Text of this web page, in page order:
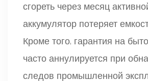
сгореть через месяц
аккумулятор потеряет
Кроме того, гарантия на
часто аннулируется при
следов промышленной